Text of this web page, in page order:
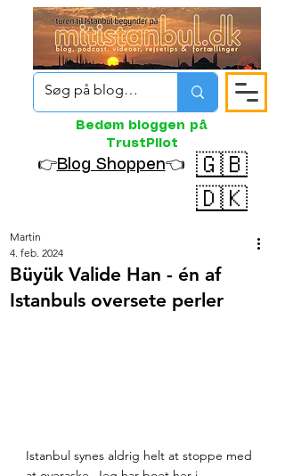
Bedøm bloggen på
TrustPilot
👉Blog Shoppen👈
🇬🇧
🇩🇰
Büyük Valide Han - én af
Istanbuls oversete perler
Martin
4. feb. 2024
Istanbul synes aldrig helt at stoppe med